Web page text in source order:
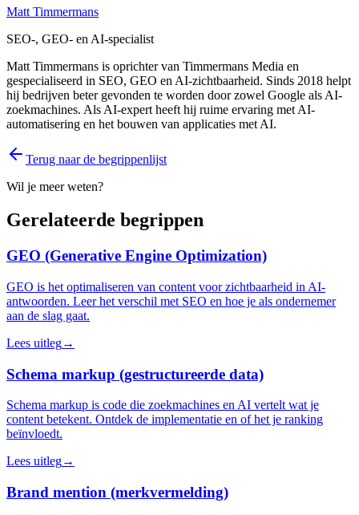
Matt Timmermans
SEO-, GEO- en AI-specialist
Matt Timmermans is oprichter van Timmermans Media en
gespecialiseerd in SEO, GEO en AI-zichtbaarheid. Sinds 2018 helpt
hij bedrijven beter gevonden te worden door zowel Google als AI-
zoekmachines. Als AI-expert heeft hij ruime ervaring met AI-
automatisering en het bouwen van applicaties met AI.
Terug naar de begrippenlijst
Wil je meer weten?
Gerelateerde begrippen
GEO (Generative Engine Optimization)
GEO is het optimaliseren van content voor zichtbaarheid in AI-
antwoorden. Leer het verschil met SEO en hoe je als ondernemer
aan de slag gaat.
Lees uitleg→
Schema markup (gestructureerde data)
Schema markup is code die zoekmachines en AI vertelt wat je
content betekent. Ontdek de implementatie en of het je ranking
beïnvloedt.
Lees uitleg→
Brand mention (merkvermelding)